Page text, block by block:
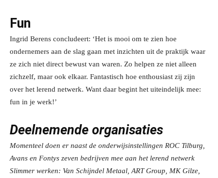
Fun
Ingrid Berens concludeert: ‘Het is mooi om te zien hoe
ondernemers aan de slag gaan met inzichten uit de praktijk waar
ze zich niet direct bewust van waren. Zo helpen ze niet alleen
zichzelf, maar ook elkaar. Fantastisch hoe enthousiast zij zijn
over het lerend netwerk. Want daar begint het uiteindelijk mee:
fun in je werk!’
Deelnemende organisaties
Momenteel doen er naast de onderwijsinstellingen ROC Tilburg,
Avans en Fontys zeven bedrijven mee aan het lerend netwerk
Slimmer werken: Van Schijndel Metaal, ART Group, MK Gilze,